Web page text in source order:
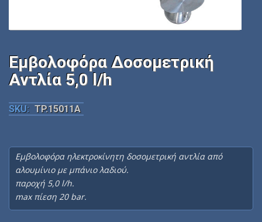
Εμβολοφόρα Δοσομετρική
Αντλία 5,0 l/h
SKU: TP.15011A
Εμβολοφόρα ηλεκτροκίνητη δοσομετρική αντλία από
αλουμίνιο με μπάνιο λαδιού.
παροχή 5,0 l/h.
max πίεση 20 bar.